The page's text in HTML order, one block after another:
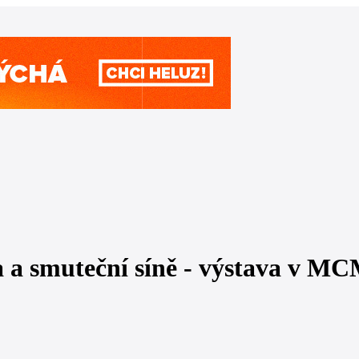
smuteční síně - výstava v